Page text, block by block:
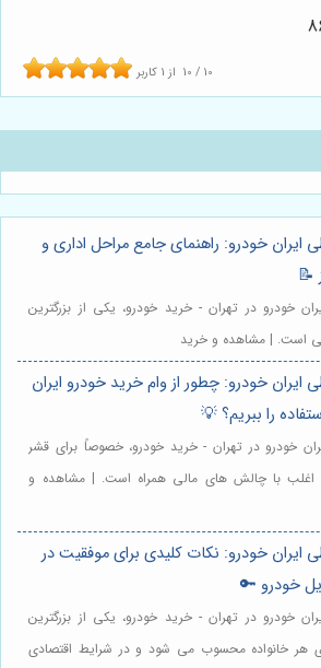
10 / 10 از 1 کاربر
ایران خودرو: راهنمای جامع مراحل اداری و
📝
خودرو در تهران - خرید خودرو، یکی از بزرگترین
است. | مشاهده و خرید
خودرو: چطور از وام خرید خودرو ایران
را ببریم؟ 💡
خودرو در تهران - خرید خودرو، خصوصاً برای قشر
اغلب با چالش های مالی همراه است. | مشاهده و
ایران خودرو: نکات کلیدی برای موفقیت در
خودرو 🔑
خودرو در تهران - خرید خودرو، یکی از بزرگترین
هر خانواده محسوب می شود و در شرایط اقتصادی